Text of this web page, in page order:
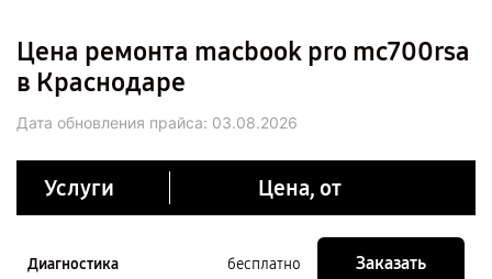
Цена ремонта macbook pro mc700rsa
в Краснодаре
Дата обновления прайса: 03.08.2026
Услуги Цена, от
Диагностика бесплатно Заказать